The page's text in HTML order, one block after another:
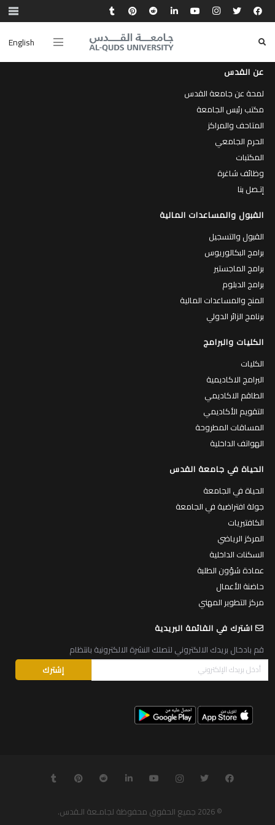
English
عن القدس
لمحة عن جامعة القدس
مكتب رئيس الجامعة
المتاحف والمراكز
الحرم الجامعي
المكتبات
وظائف شاغرة
إتـصل بنا
القبول والمساعدات المالية
القبول والتسجيل
برامج البكالوريوس
برامج الماجستير
برامج الدبلوم
المنح والمساعدات المالية
برنامج الزائر الدولي
الكليات والبرامج
الكليات
البرامج الاكاديمية
الطاقم الاكاديمي
التقويم الأكاديمي
المساقات المطروحة
الهواتف الداخلية
الحياة في جامعة القدس
الحياة في الجامعة
جولة افتراضية في الجامعة
الكافتيريات
المركز الرياضي
السكنات الداخلية
عمادة شؤون الطلبة
حاضنة الأعمال
مركز التطوير المهني
اشترك في القائمة البريدية
قم بادخال بريدك الالكتروني لتصلك النشرة الالكترونية بانتظام
© 2026 جميع الحقوق محفوظة لجامـعة الـقدس.